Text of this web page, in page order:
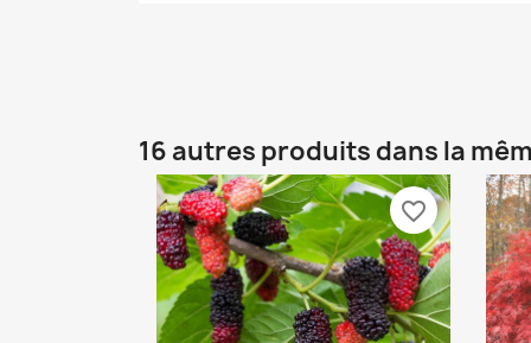
16 autres produits dans la
favorite_border